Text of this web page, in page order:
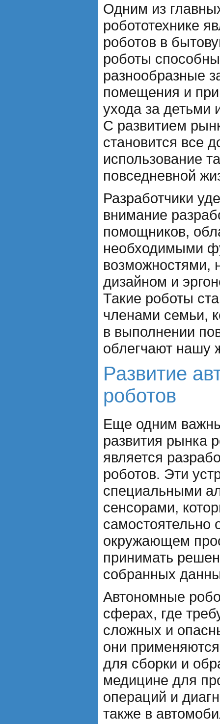
Одним из
робототехнике
роботов в
роботы
разнообразные
помещения и
ухода за
С развитием
становится все
использование
повседневной
Разработчики
внимание
помощников,
необходимыми
возможностями,
дизайном и
Такие роботы
членами семьи,
в выполнении
облегчают нашу
Развитие
роботов
Еще одним
развития рынка
является
роботов. Эти
специальными
сенсорами,
самостоятельно
окружающем
принимать
собранных
Автономные
сферах, где
сложных и
они
для сборки и
медицине для
операций и
также в